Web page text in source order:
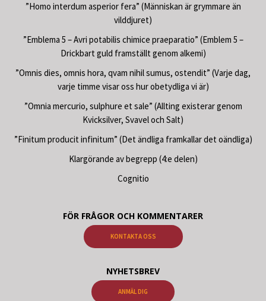
”Homo interdum asperior fera” (Människan är grymmare än
vilddjuret)
”Emblema 5 – Avri potabilis chimice praeparatio” (Emblem 5 –
Drickbart guld framställt genom alkemi)
”Omnis dies, omnis hora, qvam nihil sumus, ostendit” (Varje dag,
varje timme visar oss hur obetydliga vi är)
”Omnia mercurio, sulphure et sale” (Allting existerar genom
Kvicksilver, Svavel och Salt)
”Finitum producit infinitum” (Det ändliga framkallar det oändliga)
Klargörande av begrepp (4:e delen)
Cognitio
FÖR FRÅGOR OCH KOMMENTARER
KONTAKTA OSS
NYHETSBREV
ANMÄL DIG